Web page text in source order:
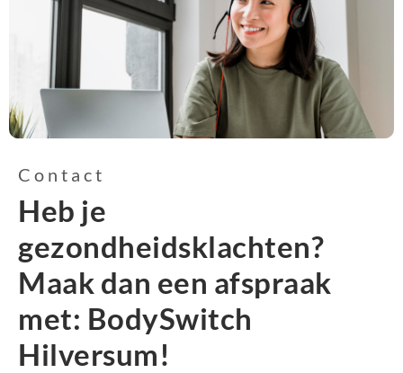
Contact
Heb je
gezondheidsklachten?
Maak dan een afspraak
met: BodySwitch
Hilversum!